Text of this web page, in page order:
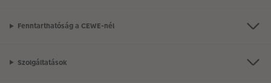
Fenntarthatóság a CEWE-nél
Szolgáltatások